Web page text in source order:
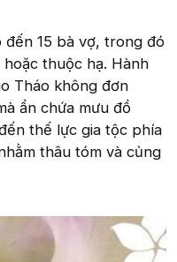
đến 15 bà vợ, trong đó
thuộc hạ. Hành
Tháo không đơn
ẩn chứa mưu đồ
thế lực gia tộc phía
thâu tóm và củng